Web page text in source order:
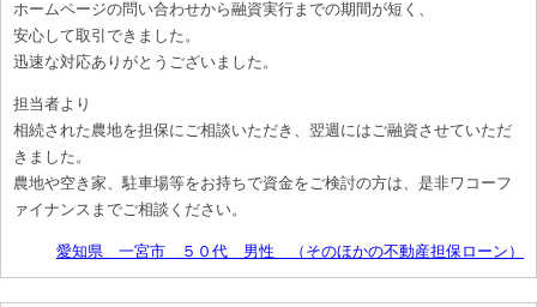
ホームページの問い合わせから融資実行までの期間が短く、
安心して取引できました。
迅速な対応ありがとうございました。
担当者より
相続された農地を担保にご相談いただき、翌週にはご融資させていただ
きました。
農地や空き家、駐車場等をお持ちで資金をご検討の方は、是非ワコーフ
ァイナンスまでご相談ください。
愛知県 一宮市 ５０代 男性 （そのほかの不動産担保ローン）